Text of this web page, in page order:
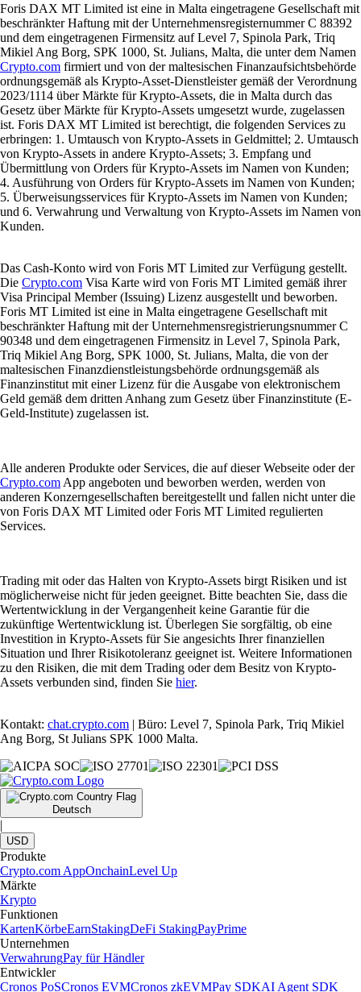
Foris DAX MT Limited ist eine in Malta eingetragene Gesellschaft mit
beschränkter Haftung mit der Unternehmensregisternummer C 88392
und dem eingetragenen Firmensitz auf Level 7, Spinola Park, Triq
Mikiel Ang Borg, SPK 1000, St. Julians, Malta, die unter dem Namen
Crypto.com firmiert und von der maltesischen Finanzaufsichtsbehörde
ordnungsgemäß als Krypto-Asset-Dienstleister gemäß der Verordnung
2023/1114 über Märkte für Krypto-Assets, die in Malta durch das
Gesetz über Märkte für Krypto-Assets umgesetzt wurde, zugelassen
ist. Foris DAX MT Limited ist berechtigt, die folgenden Services zu
erbringen: 1. Umtausch von Krypto-Assets in Geldmittel; 2. Umtausch
von Krypto-Assets in andere Krypto-Assets; 3. Empfang und
Übermittlung von Orders für Krypto-Assets im Namen von Kunden;
4. Ausführung von Orders für Krypto-Assets im Namen von Kunden;
5. Überweisungsservices für Krypto-Assets im Namen von Kunden;
und 6. Verwahrung und Verwaltung von Krypto-Assets im Namen von
Kunden.
Das Cash-Konto wird von Foris MT Limited zur Verfügung gestellt.
Die Crypto.com Visa Karte wird von Foris MT Limited gemäß ihrer
Visa Principal Member (Issuing) Lizenz ausgestellt und beworben.
Foris MT Limited ist eine in Malta eingetragene Gesellschaft mit
beschränkter Haftung mit der Unternehmensregistrierungsnummer C
90348 und dem eingetragenen Firmensitz in Level 7, Spinola Park,
Triq Mikiel Ang Borg, SPK 1000, St. Julians, Malta, die von der
maltesischen Finanzdienstleistungsbehörde ordnungsgemäß als
Finanzinstitut mit einer Lizenz für die Ausgabe von elektronischem
Geld gemäß dem dritten Anhang zum Gesetz über Finanzinstitute (E-
Geld-Institute) zugelassen ist.
Alle anderen Produkte oder Services, die auf dieser Webseite oder der
Crypto.com App angeboten und beworben werden, werden von
anderen Konzerngesellschaften bereitgestellt und fallen nicht unter die
von Foris DAX MT Limited oder Foris MT Limited regulierten
Services.
Trading mit oder das Halten von Krypto-Assets birgt Risiken und ist
möglicherweise nicht für jeden geeignet. Bitte beachten Sie, dass die
Wertentwicklung in der Vergangenheit keine Garantie für die
zukünftige Wertentwicklung ist. Überlegen Sie sorgfältig, ob eine
Investition in Krypto-Assets für Sie angesichts Ihrer finanziellen
Situation und Ihrer Risikotoleranz geeignet ist. Weitere Informationen
zu den Risiken, die mit dem Trading oder dem Besitz von Krypto-
Assets verbunden sind, finden Sie hier.
Kontakt: chat.crypto.com | Büro: Level 7, Spinola Park, Triq Mikiel
Ang Borg, St Julians SPK 1000 Malta.
Deutsch
|
USD
Produkte
Crypto.com AppOnchainLevel Up
Märkte
Krypto
Funktionen
KartenKörbeEarnStakingDeFi StakingPayPrime
Unternehmen
VerwahrungPay für Händler
Entwickler
Cronos PoSCronos EVMCronos zkEVMPay SDKAI Agent SDK